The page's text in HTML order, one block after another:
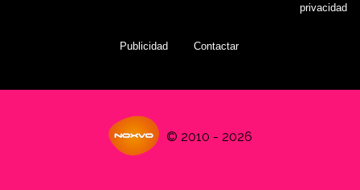
privacidad
Publicidad Contactar
© 2010 - 2026